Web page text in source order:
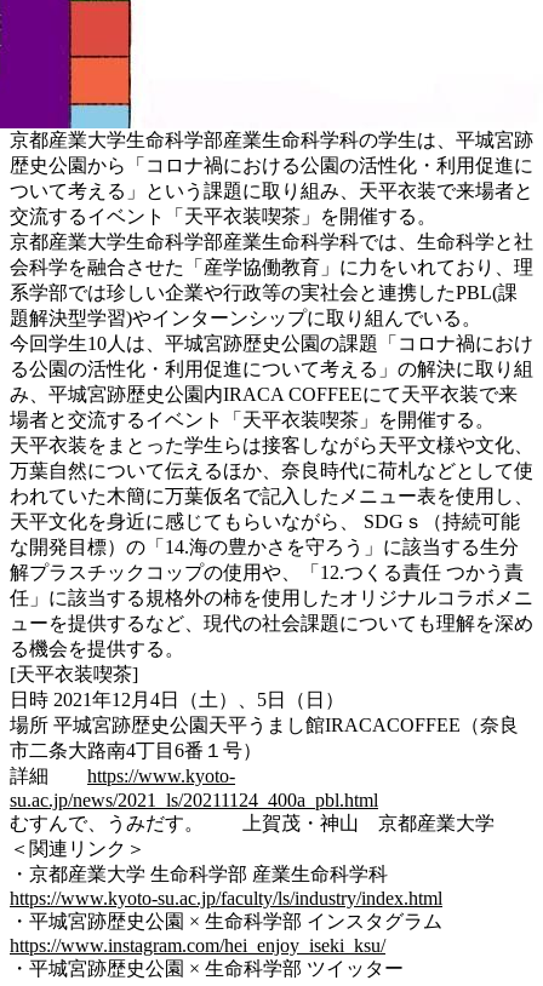
京都産業大学生命科学部産業生命科学科の学生は、平城宮跡
歴史公園から「コロナ禍における公園の活性化・利用促進に
ついて考える」という課題に取り組み、天平衣装で来場者と
交流するイベント「天平衣装喫茶」を開催する。
京都産業大学生命科学部産業生命科学科では、生命科学と社
会科学を融合させた「産学協働教育」に力をいれており、理
系学部では珍しい企業や行政等の実社会と連携したPBL(課
題解決型学習)やインターンシップに取り組んでいる。
今回学生10人は、平城宮跡歴史公園の課題「コロナ禍におけ
る公園の活性化・利用促進について考える」の解決に取り組
み、平城宮跡歴史公園内IRACA COFFEEにて天平衣装で来
場者と交流するイベント「天平衣装喫茶」を開催する。
天平衣装をまとった学生らは接客しながら天平文様や文化、
万葉自然について伝えるほか、奈良時代に荷札などとして使
われていた木簡に万葉仮名で記入したメニュー表を使用し、
天平文化を身近に感じてもらいながら、 SDGｓ（持続可能
な開発目標）の「14.海の豊かさを守ろう」に該当する生分
解プラスチックコップの使用や、「12.つくる責任 つかう責
任」に該当する規格外の柿を使用したオリジナルコラボメニ
ューを提供するなど、現代の社会課題についても理解を深め
る機会を提供する。
[天平衣装喫茶]
日時 2021年12月4日（土）、5日（日）
場所 平城宮跡歴史公園天平うまし館IRACACOFFEE（奈良
市二条大路南4丁目6番１号）
詳細 https://www.kyoto-
su.ac.jp/news/2021_ls/20211124_400a_pbl.html
むすんで、うみだす。 上賀茂・神山 京都産業大学
＜関連リンク＞
・京都産業大学 生命科学部 産業生命科学科
https://www.kyoto-su.ac.jp/faculty/ls/industry/index.html
・平城宮跡歴史公園 × 生命科学部 インスタグラム
https://www.instagram.com/hei_enjoy_iseki_ksu/
・平城宮跡歴史公園 × 生命科学部 ツイッター